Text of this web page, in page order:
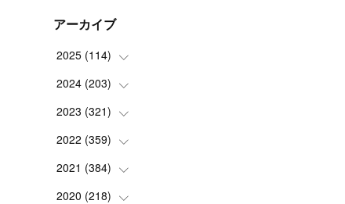
アーカイブ
2025 (114)
(1)
(8)
(6)
(9)
(5 )
2024 (203)
(24)
(10)
(18)
(17)
2023 (321)
(25)
(17)
(35)
2022 (359)
(42)
(37)
2021 (384)
(9)
2020 (218)